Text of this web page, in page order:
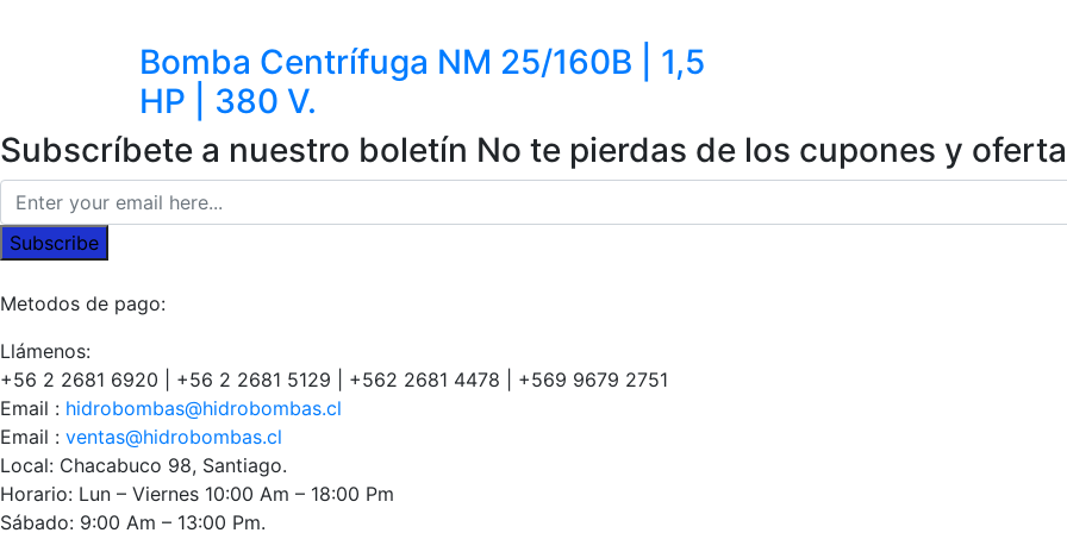
Bomba Centrífuga NM 25/160B | 1,5
HP | 380 V.
Subscríbete a nuestro boletín No te pierdas de los cupones y
Subscribe
Metodos de pago:
Llámenos:
+56 2 2681 6920 | +56 2 2681 5129 | +562 2681 4478 | +569 9679 2751
Email : hidrobombas@hidrobombas.cl
Email : ventas@hidrobombas.cl
Local: Chacabuco 98, Santiago.
Horario: Lun – Viernes 10:00 Am – 18:00 Pm
Sábado: 9:00 Am – 13:00 Pm.